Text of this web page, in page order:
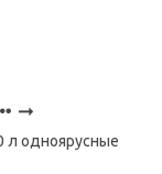
л одноярусные